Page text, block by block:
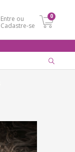
Entre ou
Cadastre-se
0